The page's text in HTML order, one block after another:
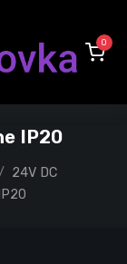
0
IP20
24V DC